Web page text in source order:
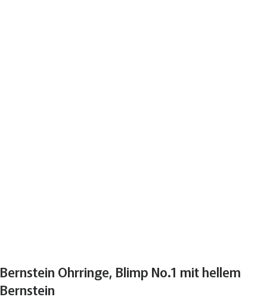
Bernstein Ohrringe, Blimp No.1 mit hellem
Bernstein